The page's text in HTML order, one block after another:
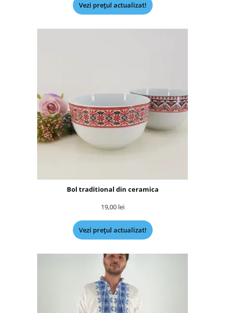
Vezi prețul actualizat!
Bol traditional din ceramica
19,00 lei
Vezi prețul actualizat!